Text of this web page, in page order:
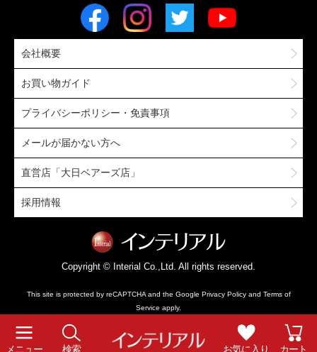
メニュー 検索 お気に入り カート
会社概要
お買い物ガイド
プライバシーポリシー・免責事項
メールが届かない方へ
直営店「大日ベアーズ店」
採用情報
Copyright © Interial Co.,Ltd. All rights reserved.
This site is protected by reCAPTCHA and the Google Privacy Policyand Terms of
Service apply.